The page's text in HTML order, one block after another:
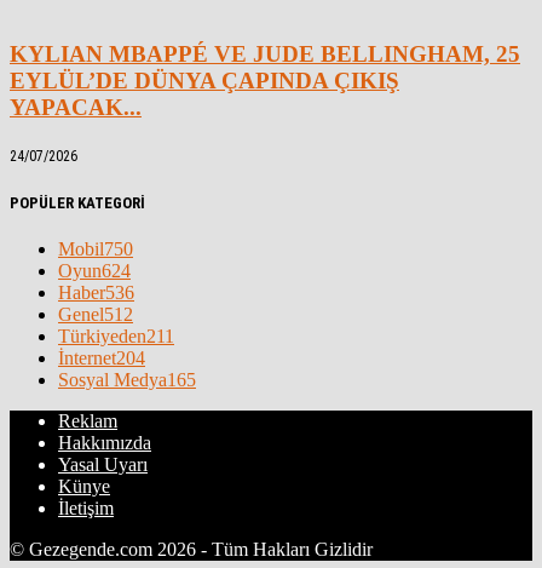
KYLIAN MBAPPÉ VE JUDE BELLINGHAM, 25
EYLÜL’DE DÜNYA ÇAPINDA ÇIKIŞ
YAPACAK...
24/07/2026
POPÜLER KATEGORİ
Mobil750
Oyun624
Haber536
Genel512
Türkiyeden211
İnternet204
Sosyal Medya165
Reklam
Hakkımızda
Yasal Uyarı
Künye
İletişim
© Gezegende.com 2026 - Tüm Hakları Gizlidir